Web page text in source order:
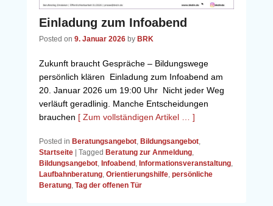
Einladung zum Infoabend
Posted on 9. Januar 2026 by BRK
Zukunft braucht Gespräche – Bildungswege
persönlich klären Einladung zum Infoabend am
20. Januar 2026 um 19:00 Uhr Nicht jeder Weg
verläuft geradlinig. Manche Entscheidungen
brauchen [ Zum vollständigen Artikel … ]
Posted in Beratungsangebot Bildungsangebot
Startseite | Tagged Beratung zur Anmeldung
Bildungsangebot Infoabend Informationsveranstaltung
Laufbahnberatung Orientierungshilfe persönliche
Beratung Tag der offenen Tür